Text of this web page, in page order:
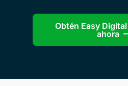
Obtén Easy
ahora